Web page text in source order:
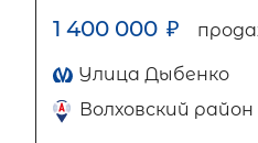
1 400 000 ₽
Улица Дыбенко
Волховский район